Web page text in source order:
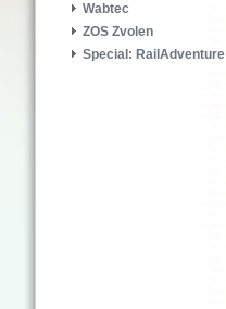
Wabtec
ZOS Zvolen
Special: RailAdventure